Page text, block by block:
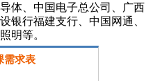
体、中国电子总公司、广西
银行福建支行、中国网通、
明等。
需求表